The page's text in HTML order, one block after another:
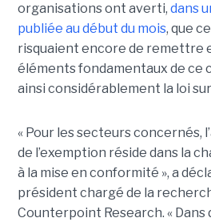
organisations ont averti, dans
publiée au début du mois, que
risquaient encore de remettre
éléments fondamentaux de ce
ainsi considérablement la loi sur
« Pour les secteurs concernés,
de l’exemption réside dans la
à la mise en conformité », a
président chargé de la
Counterpoint Research. « Dans